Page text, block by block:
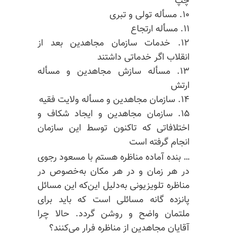
۱۰. مسأله تولی و تبری
۱۱. مسأله ارتجاع
۱۲. خدمات سازمان مجاهدین بعد از
انقلاب اگر خدماتی داشتند
۱۳. مسأله سازش مجاهدین و مسأله
ارتش
۱۴. سازمان مجاهدین و مسأله ولایت فقیه
۱۵. سازمان مجاهدین و ایجاد شکاف و
اختلافاتی که تاکنون توسط این سازمان
انجام گرفته است
… بنده آماده مناظره هستم با مسعود رجوی
در هر زمان و در هر مکان به‌خصوص در
مناظره تلویزیونی به‌دلیل این‌که این مسائل
پانزده گانه مسائلی است که باید برای
ملتمان واضح و روشن گردد. حالا چرا
آقایان مجاهدین از مناظره فرار می‌کنند؟